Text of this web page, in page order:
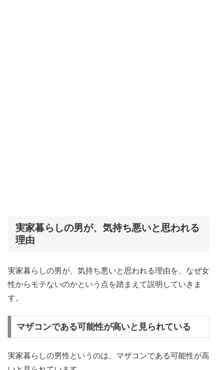
実家暮らしの男が、気持ち悪いと思われる
理由
実家暮らしの男が、気持ち悪いと思われる理由を、なぜ女
性からモテないのかという点を踏まえて説明していきま
す。
マザコンである可能性が高いと見られている
実家暮らしの男性というのは、マザコンである可能性が高